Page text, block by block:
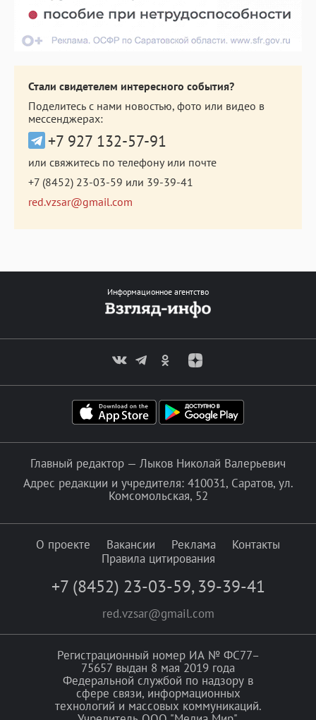
Стали свидетелем интересного события?
Поделитесь с нами новостью, фото или видео в
мессенджерах:
+7 927 132-57-91
или свяжитесь по телефону или почте
+7 (8452) 23-03-59 или 39-39-41
red.vzsar@gmail.com
Информационное агентство
Главный редактор — Лыков Николай Валерьевич
Адрес редакции и учредителя: 410031, Саратов, ул.
Комсомольская, 52
О проекте Вакансии Реклама
Контакты
Правила цитирования
+7 (8452) 23-03-59, 39-39-41
red.vzsar@gmail.com
Регистрационный номер ИА № ФС77–
75657 выдан 8 мая 2019 года
Федеральной службой по надзору в
сфере связи, информационных
технологий и массовых коммуникаций.